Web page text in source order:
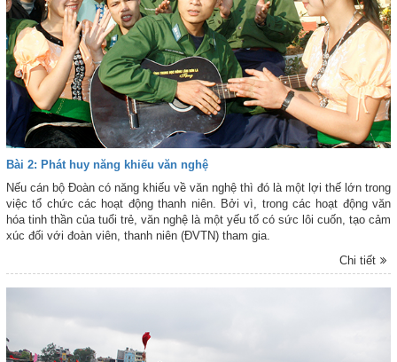
Bài 2: Phát huy năng khiếu văn nghệ
Nếu cán bộ Đoàn có năng khiếu về văn nghệ thì đó là một lợi thế lớn trong
việc tổ chức các hoạt động thanh niên. Bởi vì, trong các hoạt động văn
hóa tinh thần của tuổi trẻ, văn nghệ là một yếu tố có sức lôi cuốn, tạo cảm
xúc đối với đoàn viên, thanh niên (ĐVTN) tham gia.
Chi tiết